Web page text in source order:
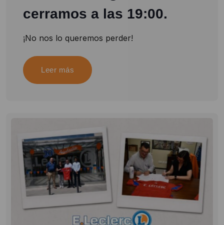
cerramos a las 19:00.
¡No nos lo queremos perder!
Leer más